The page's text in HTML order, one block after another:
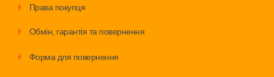
Права покупця
Обмiн, гарантія та повернення
Форма для повернення